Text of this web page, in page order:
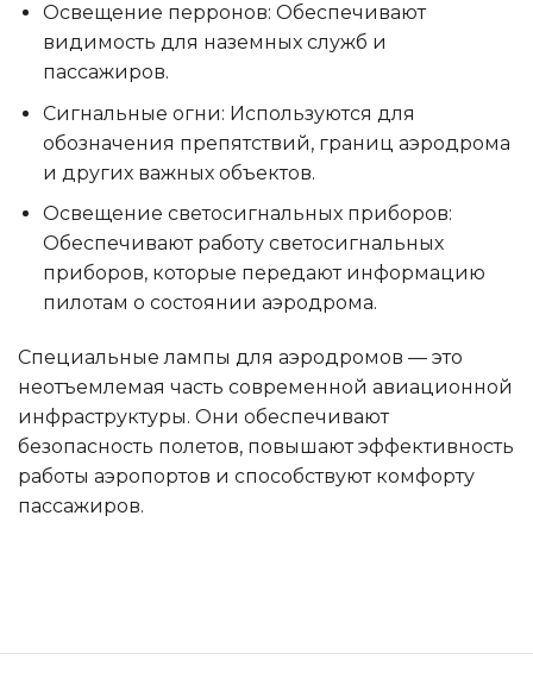
Освещение перронов: Обеспечивают
видимость для наземных служб и
пассажиров.
Сигнальные огни: Используются для
обозначения препятствий, границ аэродрома
и других важных объектов.
Освещение светосигнальных приборов:
Обеспечивают работу светосигнальных
приборов, которые передают информацию
пилотам о состоянии аэродрома.
Специальные лампы для аэродромов — это
неотъемлемая часть современной авиационной
инфраструктуры. Они обеспечивают
безопасность полетов, повышают эффективность
работы аэропортов и способствуют комфорту
пассажиров.